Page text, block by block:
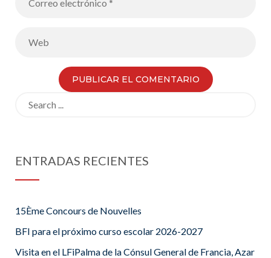
ENTRADAS RECIENTES
15Ème Concours de Nouvelles
BFI para el próximo curso escolar 2026-2027
Visita en el LFiPalma de la Cónsul General de Francia, Azar